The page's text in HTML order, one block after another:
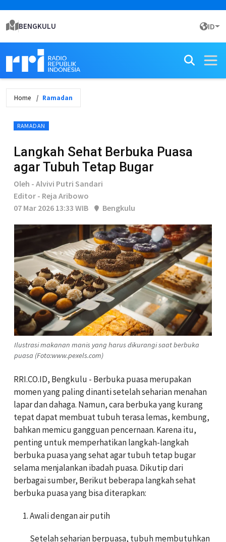
BENGKULU ID
Home Ramadan
RAMADAN
Langkah Sehat Berbuka Puasa
agar Tubuh Tetap Bugar
Oleh - Alvivi Putri Sandari
Editor - Reja Aribowo
07 Mar 2026 13:33 WIB
Bengkulu
Ilustrasi makanan manis yang harus dikurangi saat berbuka
puasa (Foto:www.pexels.com)
RRI.CO.ID, Bengkulu - Berbuka puasa merupakan
momen yang paling dinanti setelah seharian menahan
lapar dan dahaga. Namun, cara berbuka yang kurang
tepat dapat membuat tubuh terasa lemas, kembung,
bahkan memicu gangguan pencernaan. Karena itu,
penting untuk memperhatikan langkah-langkah
berbuka puasa yang sehat agar tubuh tetap bugar
selama menjalankan ibadah puasa. Dikutip dari
berbagai sumber, Berikut beberapa langkah sehat
berbuka puasa yang bisa diterapkan:
Awali dengan air putih
Setelah seharian berpuasa, tubuh membutuhkan